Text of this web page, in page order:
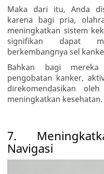
Maka dari itu, Anda
karena bagi pria,
meningkatkan sistem
signifikan dapat
berkembangnya sel
Bahkan bagi
pengobatan kanker,
direkomendasikan
meningkatkan kesehatan.
7.
Navigasi